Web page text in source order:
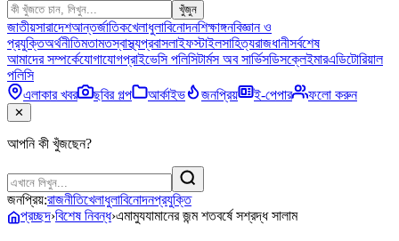
খুঁজুন
জাতীয়সারাদেশআন্তর্জাতিকখেলাধুলাবিনোদনশিক্ষাঙ্গনবিজ্ঞান ও
প্রযুক্তিঅর্থনীতিমতামতস্বাস্থ্যপ্রবাসলাইফস্টাইলসাহিত্যরাজধানীসর্বশেষ
আমাদের সম্পর্কেযোগাযোগপ্রাইভেসি পলিসিটার্মস অব সার্ভিসডিসক্লেইমারএডিটোরিয়াল
পলিসি
এলাকার খবর
ছবির গল্প আর্কাইভ জনপ্রিয় ই-পেপার ফলো করুন
✕
আপনি কী খুঁজছেন?
জনপ্রিয়:রাজনীতিখেলাধুলাবিনোদনপ্রযুক্তি
প্রচ্ছদ›বিশেষ নিবন্ধ›এমামুযযামানের জন্ম শতবর্ষে সশ্রদ্ধ সালাম